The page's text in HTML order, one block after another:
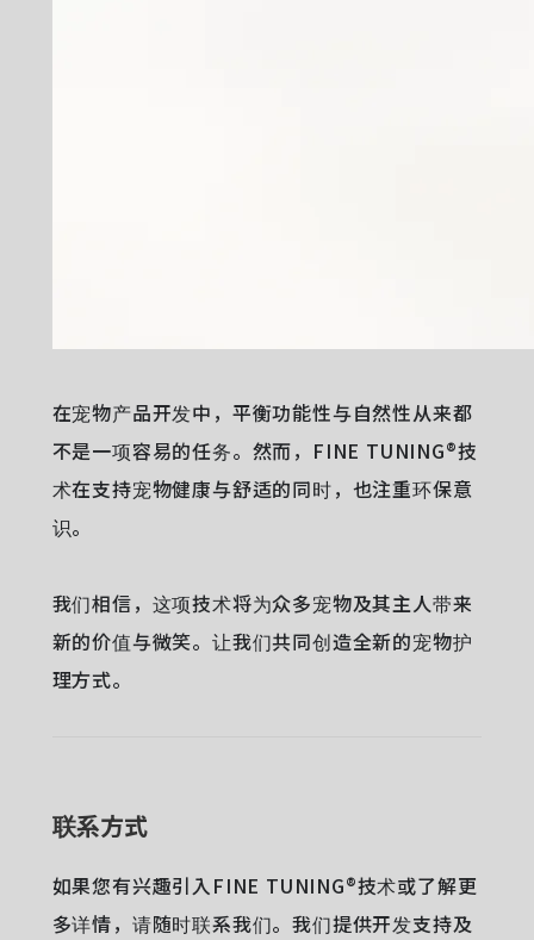
在宠物产品开发中，平衡功能性与自然性从来都
不是一项容易的任务。然而，FINE TUNING®技
术在支持宠物健康与舒适的同时，也注重环保意
识。
我们相信，这项技术将为众多宠物及其主人带来
新的价值与微笑。让我们共同创造全新的宠物护
理方式。
联系方式
如果您有兴趣引入FINE TUNING®技术或了解更
多详情，请随时联系我们。我们提供开发支持及